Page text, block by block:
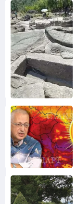
Снимка:
Bulgaria ON
AIR